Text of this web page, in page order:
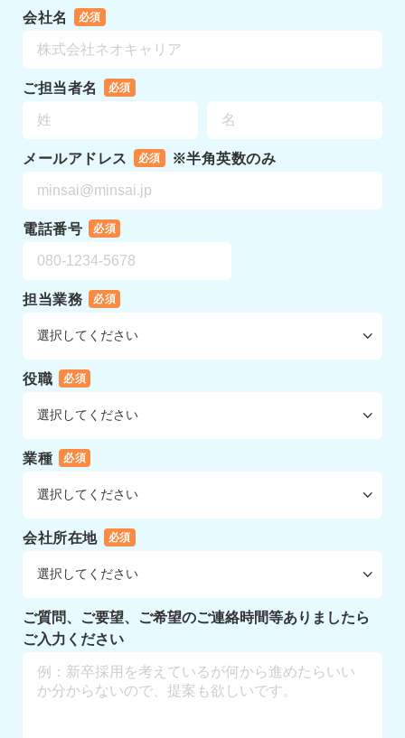
会社名 必須
ご担当者名 必須
メールアドレス 必須 ※半角英数のみ
電話番号 必須
担当業務 必須
役職 必須
業種 必須
会社所在地 必須
ご質問、ご要望、ご希望のご連絡時間等ありましたら
ご入力ください